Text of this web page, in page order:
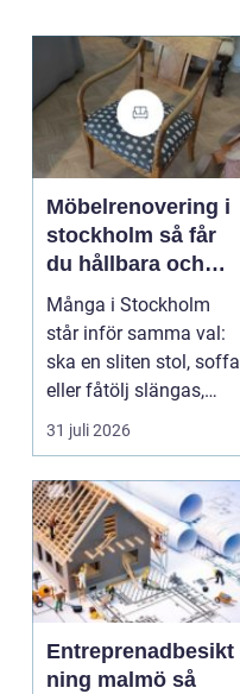
Möbelrenovering i
stockholm så får
du hållbara och
vackra möbler
Många i Stockholm
står inför samma val:
ska en sliten stol, soffa
eller fåtölj slängas,
säljas billi...
31 juli 2026
Entreprenadbesikt
ning malmö så